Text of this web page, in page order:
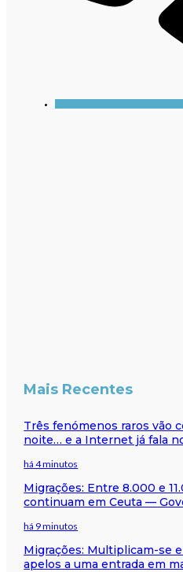
Mais Recentes
Três fenómenos raros vão
noite… e a Internet já fala
há 4 minutos
Migrações: Entre 8.000 e
continuam em Ceuta —
há 9 minutos
Migrações: Multiplicam-se
apelos a uma entrada em